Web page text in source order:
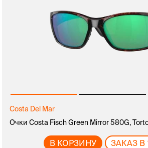
Costa Del Mar
Очки Costa Fisch Green Mirror 580G,
В КОРЗИНУ ЗАКАЗ В